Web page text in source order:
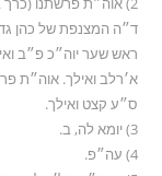
ד״ה המצנפת של כהן
ראש שער יוה״כ פ״ב
א׳רלב ואילך. אוה״ת
ס״ע קצט ואילך.
3) יומא לה, ב.
4) עה״פ.